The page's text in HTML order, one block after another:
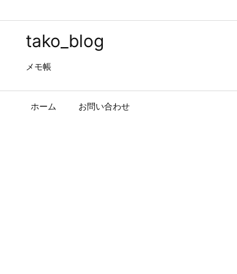
tako_blog
メモ帳
ホーム お問い合わせ